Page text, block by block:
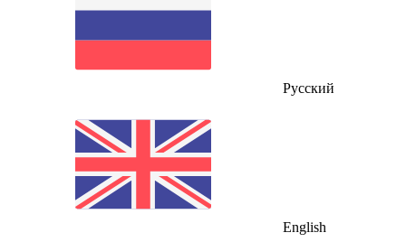
Русский
English